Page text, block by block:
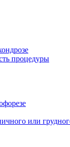
процедуры
или